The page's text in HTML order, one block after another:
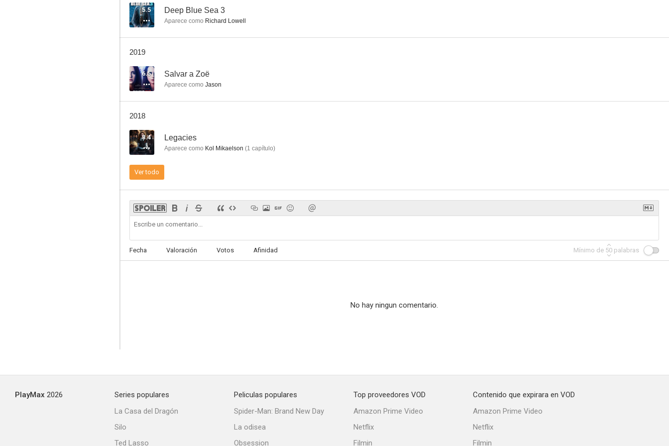
5.5 Deep Blue Sea 3
Aparece como Richard Lowell
2019
6.5 Salvar a Zoë
Aparece como Jason
2018
8.4 Legacies
Aparece como Kol Mikaelson (1 capítulo)
Ver todo
Fecha Valoración Votos Afinidad Mínimo de 50 palabras
No hay ningun comentario.
PlayMax 2026
Series populares
La Casa del Dragón
Silo
Ted Lasso
Peliculas populares
Spider-Man: Brand New Day
La odisea
Obsession
Top proveedores VOD
Amazon Prime Video
Netflix
Filmin
Contenido que expirara en VOD
Amazon Prime Video
Netflix
Filmin